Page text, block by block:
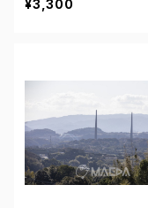
¥3,300